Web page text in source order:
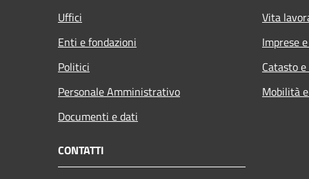
Uffici
Enti e fondazioni
Politici
Personale Amministrativo
Documenti e dati
Vita
Imprese
Catasto
Mobilità
CONTATTI